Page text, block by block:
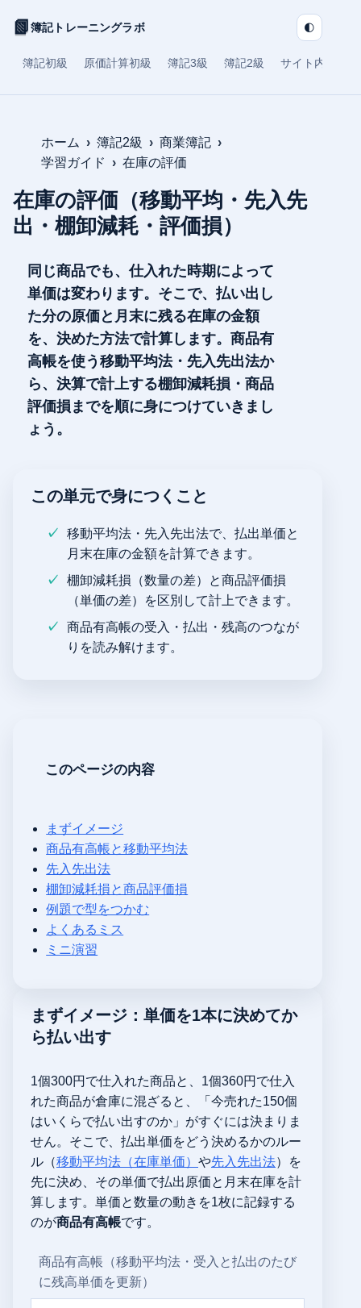
📗簿記トレーニングラボ
簿記初級 原価計算初級 簿記3級 簿記2級 サイト内検索
🌓
ホーム 簿記2級
商業簿記
学習ガイド
在庫の評価
在庫の評価（移動平均・先入先
出・棚卸減耗・評価損）
同じ商品でも、仕入れた時期によって
単価は変わります。そこで、払い出し
た分の原価と月末に残る在庫の金額
を、決めた方法で計算します。商品有
高帳を使う移動平均法・先入先出法か
ら、決算で計上する棚卸減耗損・商品
評価損までを順に身につけていきまし
ょう。
この単元で身につくこと
移動平均法・先入先出法で、払出単価と
月末在庫の金額を計算できます。
棚卸減耗損（数量の差）と商品評価損
（単価の差）を区別して計上できます。
商品有高帳の受入・払出・残高のつなが
りを読み解けます。
このページの内容
まずイメージ
商品有高帳と移動平均法
先入先出法
棚卸減耗損と商品評価損
例題で型をつかむ
よくあるミス
ミニ演習
まずイメージ：単価を1本に決めてか
ら払い出す
1個300円で仕入れた商品と、1個360円で仕入
れた商品が倉庫に混ざると、「今売れた150個
はいくらで払い出すのか」がすぐには決まりま
せん。そこで、払出単価をどう決めるかのルー
ル（移動平均法（在庫単価） や先入先出法）を
先に決め、その単価で払出原価と月末在庫を計
算します。単価と数量の動きを1枚に記録する
のが商品有高帳です。
商品有高帳（移動平均法・受入と払出のたび
に残高単価を更新）